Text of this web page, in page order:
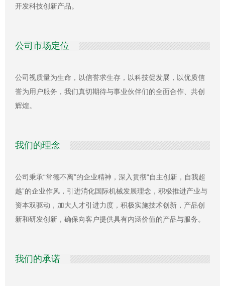
开发科技创新产品。
公司市场定位
公司视质量为生命，以信誉求生存，以科技促发展，以优质信
誉为用户服务，我们真切期待与事业伙伴们的全面合作、共创
辉煌。
我们的理念
公司秉承“常德不离”的企业精神，深入贯彻“自主创新，自我超
越”的企业作风，引进消化国际机械发展理念，积极推进产业与
资本双驱动，加大人才引进力度，积极实施技术创新，产品创
新和研发创新，确保向客户提供具有内涵价值的产品与服务。
我们的承诺